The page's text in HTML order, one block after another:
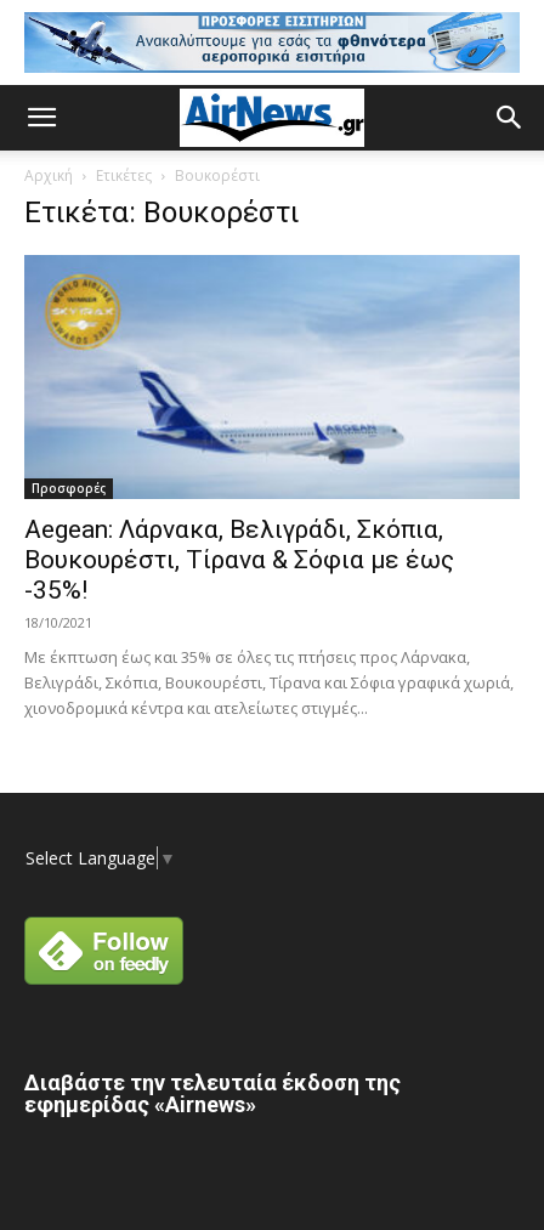
Αρχική Ετικέτες Βουκορέστι
Ετικέτα: Βουκορέστι
Προσφορές
Aegean: Λάρνακα, Βελιγράδι, Σκόπια,
Βουκουρέστι, Τίρανα & Σόφια με έως
-35%!
18/10/2021
Με έκπτωση έως και 35% σε όλες τις πτήσεις προς Λάρνακα,
Βελιγράδι, Σκόπια, Βουκουρέστι, Τίρανα και Σόφια γραφικά χωριά,
χιονοδρομικά κέντρα και ατελείωτες στιγμές...
Select Language ▼
Διαβάστε την τελευταία έκδοση της
εφημερίδας «Airnews»